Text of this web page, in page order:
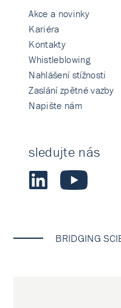
Akce a novinky
Kariéra
Kontakty
Whistleblowing
Nahlášení stížnosti
Zaslání zpětné vazby
Napište nám
sledujte nás
BRIDGING